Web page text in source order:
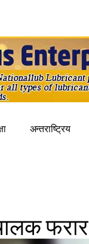
अन्तराष्ट्रिय
फरार